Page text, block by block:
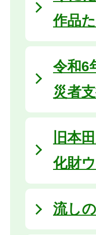
作品
令和6
災者
旧本
化財
流し